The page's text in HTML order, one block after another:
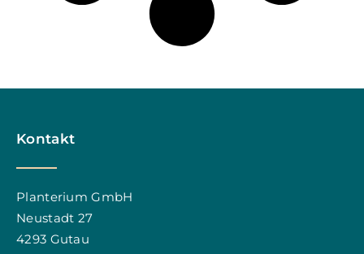
Kontakt
Planterium GmbH
Neustadt 27
4293 Gutau